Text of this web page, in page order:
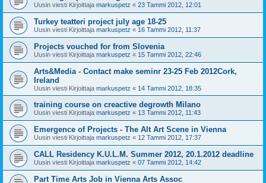
Uusin viesti Kirjoittaja markuspetz « 23 Tammi 2012, 12:01
Turkey teatteri project july age 18-25
Uusin viesti Kirjoittaja markuspetz « 16 Tammi 2012, 11:37
Projects vouched for from Slovenia
Uusin viesti Kirjoittaja markuspetz « 15 Tammi 2012, 22:46
Arts&Media - Contact make seminr 23-25 Feb 2012Cork,
Ireland
Uusin viesti Kirjoittaja markuspetz « 14 Tammi 2012, 18:35
training course on creactive degrowth Milano
Uusin viesti Kirjoittaja markuspetz « 13 Tammi 2012, 11:43
Emergence of Projects - The Alt Art Scene in Vienna
Uusin viesti Kirjoittaja markuspetz « 12 Tammi 2012, 17:37
CALL Residency K.U.L.M. Summer 2012, 20.1.2012 deadline
Uusin viesti Kirjoittaja markuspetz « 07 Tammi 2012, 14:42
Part Time Arts Job in Vienna Arts Assoc